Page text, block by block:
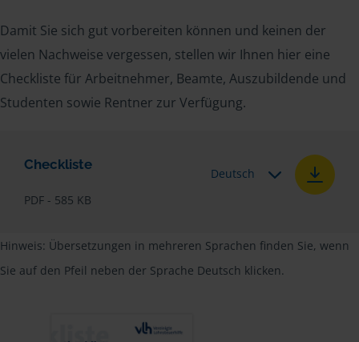
Damit Sie sich gut vorbereiten können und keinen der
vielen Nachweise vergessen, stellen wir Ihnen hier eine
Checkliste für Arbeitnehmer, Beamte, Auszubildende und
Studenten sowie Rentner zur Verfügung.
Checkliste
PDF - 585 KB
Deutsch
Hinweis: Übersetzungen in mehreren Sprachen finden Sie, wenn
Sie auf den Pfeil neben der Sprache Deutsch klicken.